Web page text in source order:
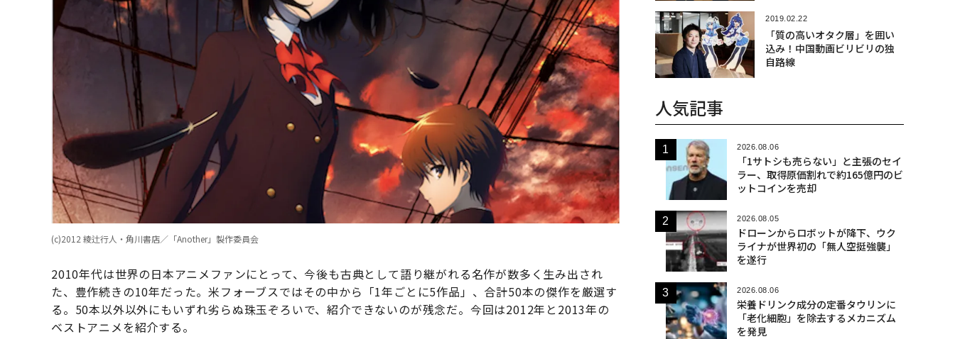
(c)2012 綾辻行人・角川書店／「Another」製作委員会
2010年代は世界の日本アニメファンにとって、今後も古典として語り継がれる名作が数多く生み出され
た、豊作続きの10年だった。米フォーブスではその中から「1年ごとに5作品」、合計50本の傑作を厳選す
る。50本以外以外にもいずれ劣らぬ珠玉ぞろいで、紹介できないのが残念だ。今回は2012年と2013年の
ベストアニメを紹介する。
2019.02.22
「質の高いオタク層」を囲い
込み！中国動画ビリビリの独
自路線
人気記事
2026.08.06
「1サトシも売らない」と主張のセイ
ラー、取得原価割れで約165億円のビ
ットコインを売却
2026.08.05
ドローンからロボットが降下、ウク
ライナが世界初の「無人空挺強襲」
を遂行
2026.08.06
栄養ドリンク成分の定番タウリンに
「老化細胞」を除去するメカニズム
を発見